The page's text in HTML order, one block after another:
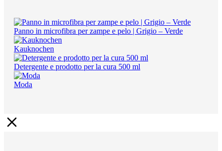
Panno in microfibra per zampe e pelo | Grigio – Verde
Kauknochen
Detergente e prodotto per la cura 500 ml
Moda